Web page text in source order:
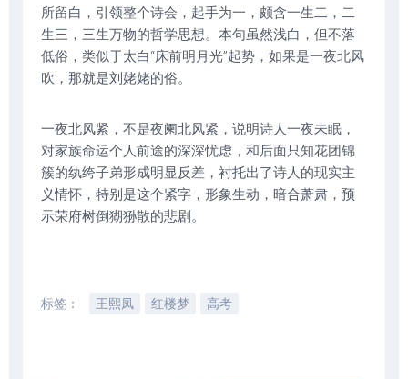
所留白，引领整个诗会，起手为一，颇含一生二，二
生三，三生万物的哲学思想。本句虽然浅白，但不落
低俗，类似于太白“床前明月光”起势，如果是一夜北风
吹，那就是刘姥姥的俗。
一夜北风紧，不是夜阑北风紧，说明诗人一夜未眠，
对家族命运个人前途的深深忧虑，和后面只知花团锦
簇的纨绔子弟形成明显反差，衬托出了诗人的现实主
义情怀，特别是这个紧字，形象生动，暗合萧肃，预
示荣府树倒猢狲散的悲剧。
标签： 王熙凤 红楼梦 高考